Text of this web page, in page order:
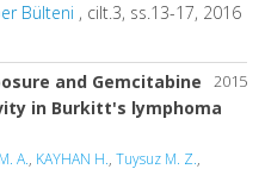
Bülteni , cilt.3, ss.13-17, 2016
2015
and Gemcitabine
in Burkitt's lymphoma
A., KAYHAN H., Tuysuz M. Z.,